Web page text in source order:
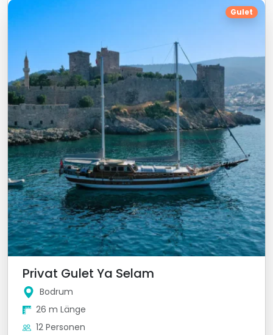
Gulet
Privat Gulet Ya Selam
Bodrum
26 m Länge
12 Personen